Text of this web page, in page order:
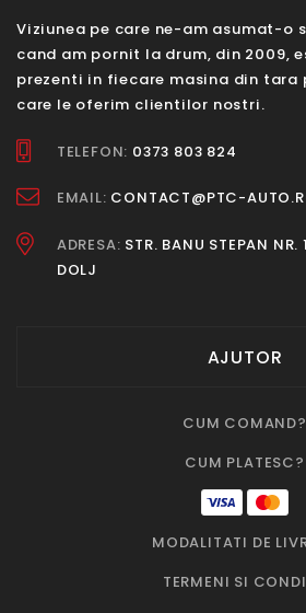
Viziunea pe care ne-am asumat-o
cand am pornit la drum, din 2009,
prezenti in fiecare masina din tara
care le oferim clientilor nostri.
TELEFON: 0373 803 824
EMAIL: CONTACT@PTC-
ADRESA: STR. BANU STEPAN
DOLJ
AJUTOR
CUM COMAND?
CUM PLATESC?
MODALITATI DE
TERMENI SI